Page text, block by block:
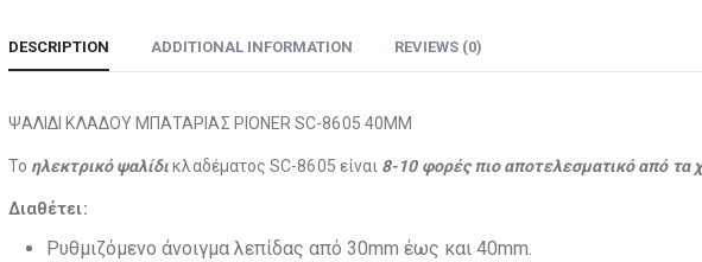
DESCRIPTION ADDITIONAL INFORMATION REVIEWS (0)
ΨΑΛΙΔΙ ΚΛΑΔΟΥ ΜΠΑΤΑΡΙΑΣ PIONER SC-8605 40MM
Το ηλεκτρικό ψαλίδι κλαδέματος SC-8605 είναι 8-10 φορές πιο αποτελεσματικό από τα
Διαθέτει:
Ρυθμιζόμενο άνοιγμα λεπίδας από 30mm έως και 40mm.